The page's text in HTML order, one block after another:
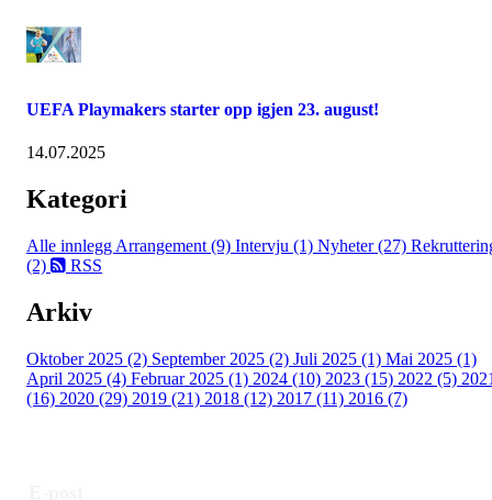
UEFA Playmakers starter opp igjen 23. august!
14.07.2025
Kategori
Alle innlegg Arrangement (9) Intervju (1) Nyheter (27)
(2)
RSS
Arkiv
Oktober 2025 (2) September 2025 (2) Juli 2025 (1) Mai 2025 (1)
April 2025 (4) Februar 2025 (1) 2024 (10) 2023 (15) 2022 (5)
(16) 2020 (29) 2019 (21) 2018 (12) 2017 (11) 2016 (7)